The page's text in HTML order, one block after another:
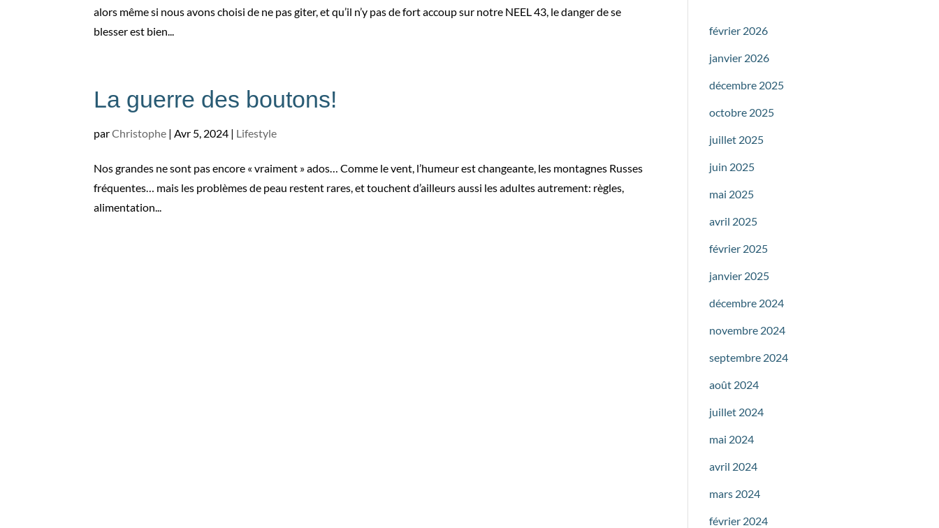
alors même si nous avons choisi de ne pas giter, et qu’il n’y pas de fort accoup sur notre NEEL 43, le danger de se
blesser est bien...
La guerre des boutons!
parChristophe |Avr 5, 2024 | Lifestyle
Nos grandes ne sont pas encore « vraiment » ados… Comme le vent, l’humeur est changeante, les montagnes Russes
fréquentes… mais les problèmes de peau restent rares, et touchent d’ailleurs aussi les adultes autrement: règles,
alimentation...
février 2026
janvier 2026
décembre 2025
octobre 2025
juillet 2025
juin 2025
mai 2025
avril 2025
février 2025
janvier 2025
décembre 2024
novembre 2024
septembre 2024
août 2024
juillet 2024
mai 2024
avril 2024
mars 2024
février 2024